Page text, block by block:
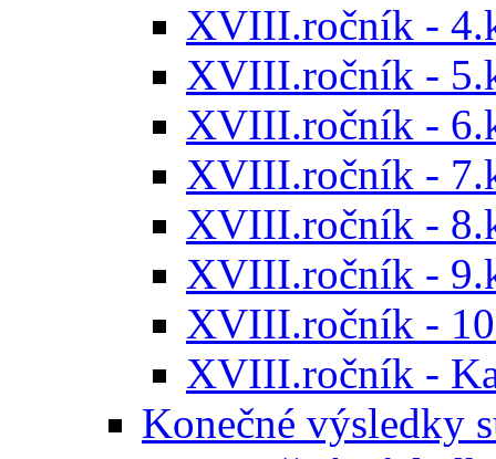
XVIII.ročník -
XVIII.ročník -
XVIII.ročník -
XVIII.ročník -
XVIII.ročník -
XVIII.ročník -
XVIII.ročník -
XVIII.ročník -
Konečné výsledky